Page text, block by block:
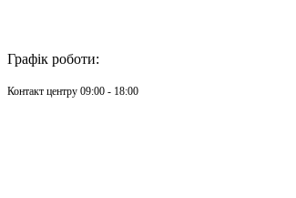
Графік роботи:
Контакт центру 09:00 - 18:00